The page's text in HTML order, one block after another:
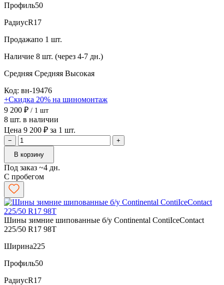
Профиль50
РадиусR17
Продажапо 1 шт.
Наличие 8 шт. (через 4-7 дн.)
Средняя Средняя Высокая
Код: вн-19476
+Скидка 20% на шиномонтаж
9 200 ₽ / 1 шт
8 шт. в наличии
Цена 9 200 ₽ за 1 шт.
−
+
В корзину
Под заказ ~4 дн.
С пробегом
Шины зимние шипованные б/у Continental ContiIceContact
225/50 R17 98T
Ширина225
Профиль50
РадиусR17